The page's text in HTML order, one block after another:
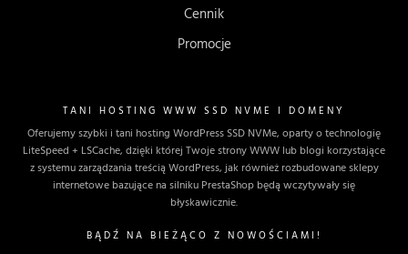
Cennik
Promocje
TANI HOSTING WWW SSD NVME I DOMENY
Oferujemy szybki i tani hosting WordPress SSD NVMe, oparty o technologię
LiteSpeed + LSCache, dzięki której Twoje strony WWW lub blogi korzystające
z systemu zarządzania treścią WordPress, jak również rozbudowane sklepy
internetowe bazujące na silniku PrestaShop będą wczytywały się
błyskawicznie.
BĄDŹ NA BIEŻĄCO Z NOWOŚCIAMI!